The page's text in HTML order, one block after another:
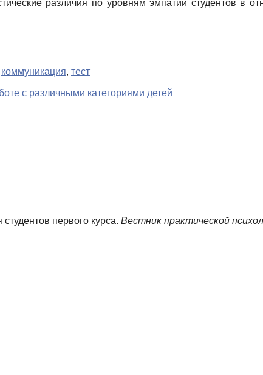
различия по уровням эмпатии студентов в
коммуникация, тест
с различными категориями детей
первого курса. Вестник практической